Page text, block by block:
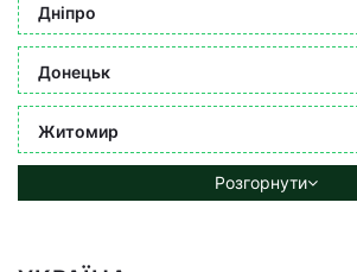
Дніпро
Донецьк
Житомир
Розгорнути